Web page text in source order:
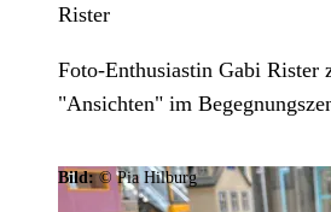
Rister
Foto-Enthusiastin Gabi Rister
"Ansichten" im
Bild:© Pia Hilburg